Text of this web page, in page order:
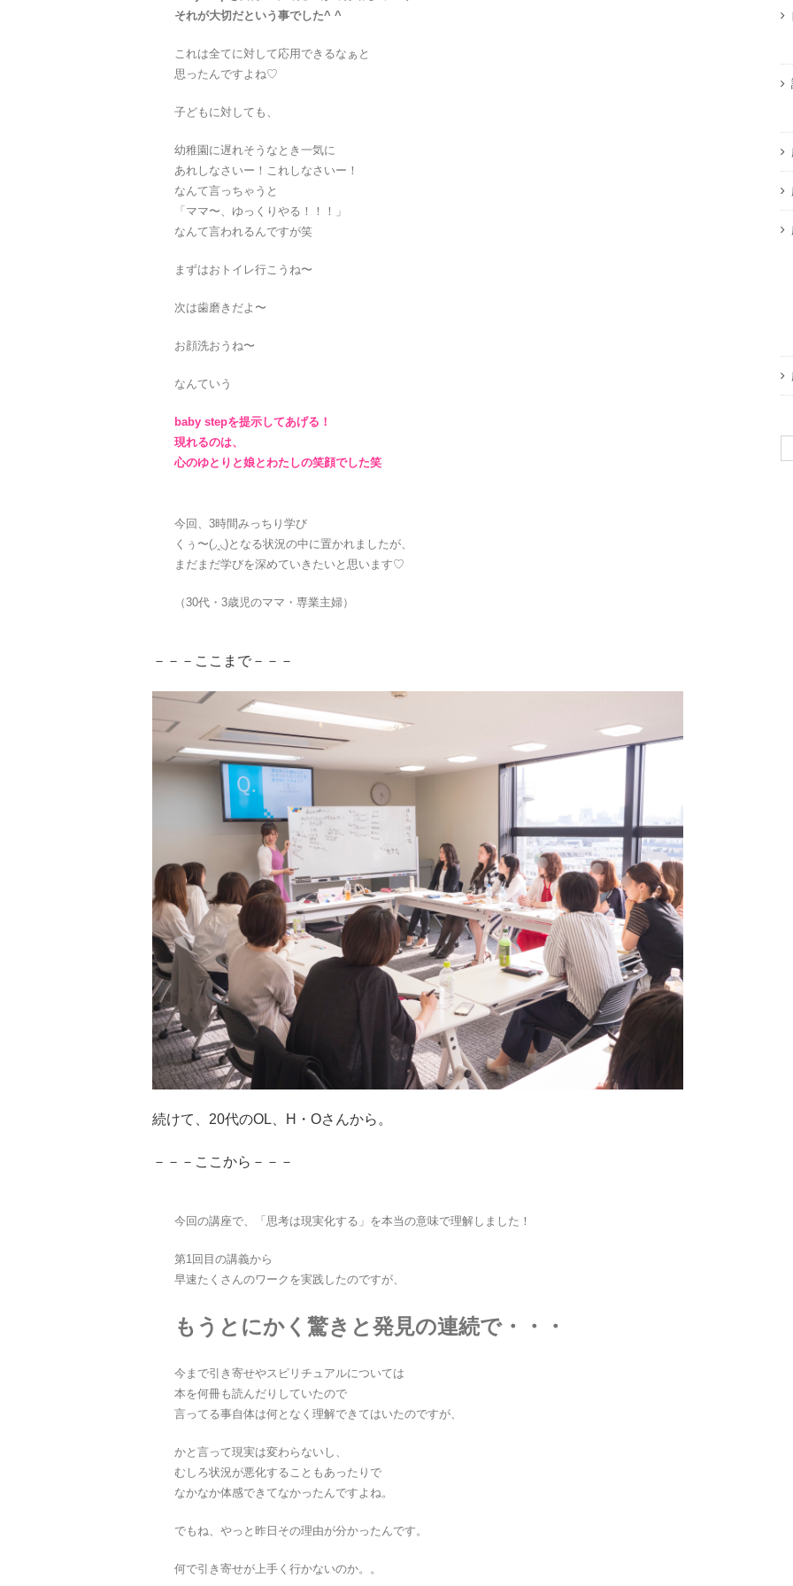
それが大切だという事でした^ ^
これは全てに対して応用できるなぁと
思ったんですよね♡
子どもに対しても、
幼稚園に遅れそうなとき一気に
あれしなさいー！これしなさいー！
なんて言っちゃうと
「ママ〜、ゆっくりやる！！！」
なんて言われるんですが笑
まずはおトイレ行こうね〜
次は歯磨きだよ〜
お顔洗おうね〜
なんていう
baby stepを提示してあげる！
現れるのは、
心のゆとりと娘とわたしの笑顔でした笑
今回、3時間みっちり学び
くぅ〜(◞‸◟)となる状況の中に置かれましたが、
まだまだ学びを深めていきたいと思います♡
（30代・3歳児のママ・専業主婦）
－－－ここまで－－－
続けて、20代のOL、H・Oさんから。
－－－ここから－－－
今回の講座で、「思考は現実化する」を本当の意味で理解しました！
第1回目の講義から
早速たくさんのワークを実践したのですが、
もうとにかく驚きと発見の連続で・・・
今まで引き寄せやスピリチュアルについては
本を何冊も読んだりしていたので
言ってる事自体は何となく理解できてはいたのですが、
かと言って現実は変わらないし、
むしろ状況が悪化することもあったりで
なかなか体感できてなかったんですよね。
でもね、やっと昨日その理由が分かったんです。
何で引き寄せが上手く行かないのか。。